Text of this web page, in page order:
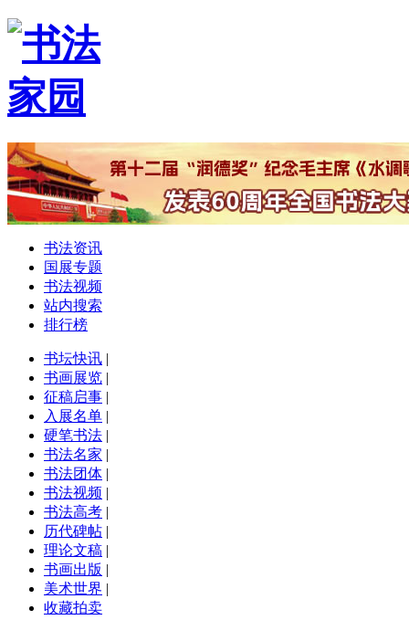
书法资讯
国展专题
书法视频
站内搜索
排行榜
书坛快讯 |
书画展览 |
征稿启事 |
入展名单 |
硬笔书法 |
书法名家 |
书法团体 |
书法视频 |
书法高考 |
历代碑帖 |
理论文稿 |
书画出版 |
美术世界 |
收藏拍卖